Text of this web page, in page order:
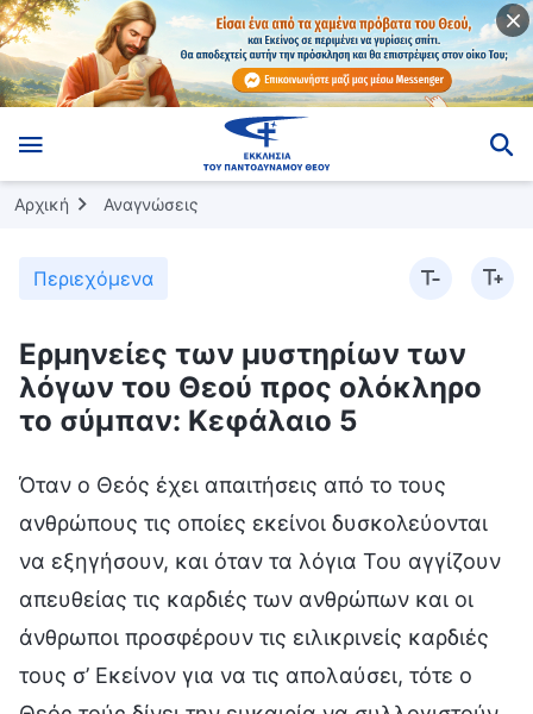
Αρχική Αναγνώσεις
Περιεχόμενα
Ερμηνείες των μυστηρίων των
λόγων του Θεού προς ολόκληρο
το σύμπαν: Κεφάλαιο 5
Όταν ο Θεός έχει απαιτήσεις από το τους
ανθρώπους τις οποίες εκείνοι δυσκολεύονται
να εξηγήσουν, και όταν τα λόγια Του αγγίζουν
απευθείας τις καρδιές των ανθρώπων και οι
άνθρωποι προσφέρουν τις ειλικρινείς καρδιές
τους σ’ Εκείνον για να τις απολαύσει, τότε ο